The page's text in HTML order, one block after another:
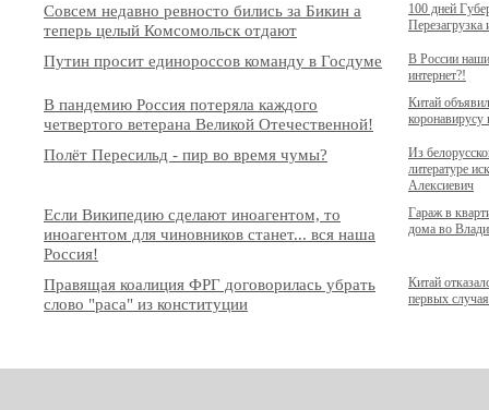
Совсем недавно ревносто бились за Бикин а
теперь целый Комсомольск отдают
100 дней
Перезагрузка
Путин просит единороссов команду в Госдуме
В России
интернет?!
В пандемию Россия потеряла каждого
четвертого ветерана Великой Отечественной!
Китай
коронавирусу
Полёт Пересильд - пир во время чумы?
Из
литературе
Алексиевич
Если Википедию сделают иноагентом, то
иноагентом для чиновников станет... вся наша
Россия!
Гараж в
дома во
Правящая коалиция ФРГ договорилась убрать
слово "раса" из конституции
Китай
первых